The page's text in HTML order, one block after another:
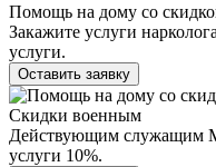
Помощь на дому со
Закажите услуги
услуги.
Оставить заявку
Скидки военным
Действующим служащим
услуги 10%.